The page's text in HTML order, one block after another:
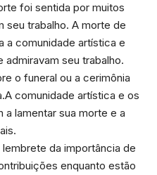
foi sentida por muitos
seu trabalho. A morte de
a comunidade artística e
seu trabalho.
o funeral ou a cerimônia
comunidade artística e os
a lamentar sua morte e a
da importância de
enquanto estão